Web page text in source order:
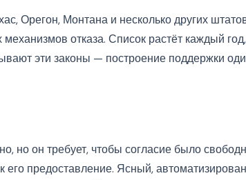
Орегон, Монтана и несколько других
отказа. Список растёт каждый
эти законы — построение поддержки
но он требует, чтобы согласие было
его предоставление. Ясный,